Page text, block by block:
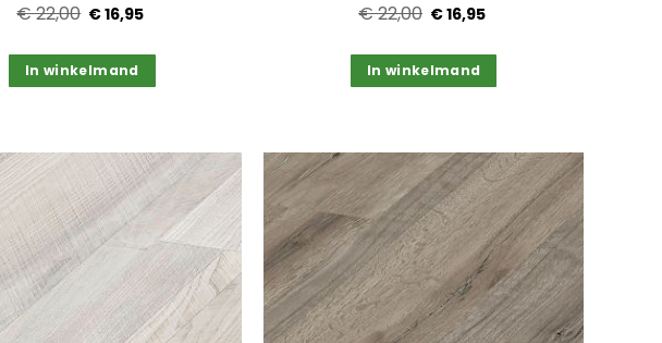
€ 22,00 € 16,95
In winkelmand
€ 22,00 € 16,95
In winkelmand